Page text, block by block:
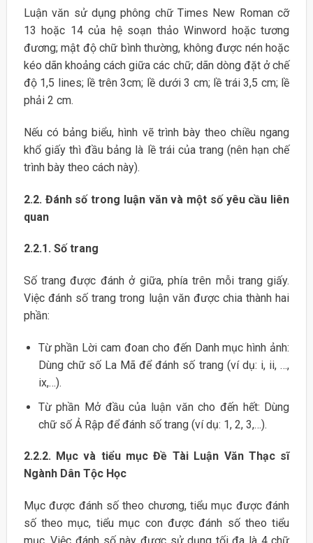
Luận văn sử dụng phông chữ Times New Roman cỡ
13 hoặc 14 của hệ soạn thảo Winword hoặc tương
đương; mật độ chữ bình thường, không được nén hoặc
kéo dãn khoảng cách giữa các chữ; dãn dòng đặt ở chế
độ 1,5 lines; lề trên 3cm; lề dưới 3 cm; lề trái 3,5 cm; lề
phải 2 cm.
Nếu có bảng biểu, hình vẽ trình bày theo chiều ngang
khổ giấy thì đầu bảng là lề trái của trang (nên hạn chế
trình bày theo cách này).
2.2. Đánh số trong luận văn và một số yêu cầu liên
quan
2.2.1. Số trang
Số trang được đánh ở giữa, phía trên mỗi trang giấy.
Việc đánh số trang trong luận văn được chia thành hai
phần:
Từ phần Lời cam đoan cho đến Danh mục hình ảnh:
Dùng chữ số La Mã để đánh số trang (ví dụ: i, ii, …,
ix,…).
Từ phần Mở đầu của luận văn cho đến hết: Dùng
chữ số Ả Rập để đánh số trang (ví dụ: 1, 2, 3,…).
2.2.2. Mục và tiểu mục Đề Tài Luận Văn Thạc sĩ
Ngành Dân Tộc Học
Mục được đánh số theo chương, tiểu mục được đánh
số theo mục, tiểu mục con được đánh số theo tiểu